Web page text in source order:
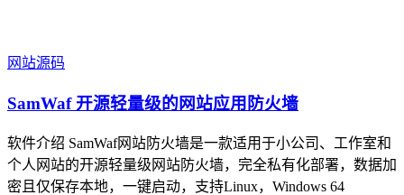
网站源码
SamWaf 开源轻量级的网站应用防火墙
软件介绍 SamWaf网站防火墙是一款适用于小公司、工作室和
个人网站的开源轻量级网站防火墙，完全私有化部署，数据加
密且仅保存本地，一键启动，支持Linux，Windows 64